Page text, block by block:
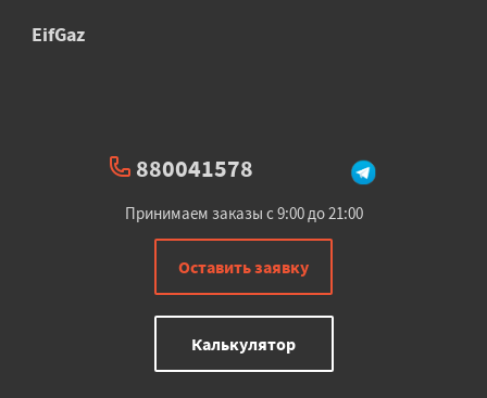
EifGaz
880041578
Принимаем заказы с 9:00 до 21:00
Оставить заявку
Калькулятор